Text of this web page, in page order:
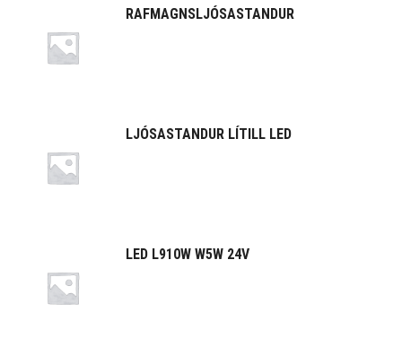
RAFMAGNSLJÓSASTANDUR
LJÓSASTANDUR LÍTILL LED
LED L910W W5W 24V